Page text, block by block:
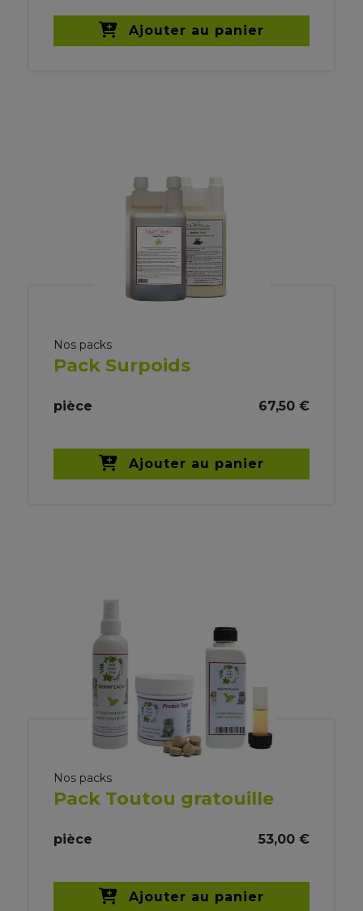
Ajouter au panier
Nos packs
Pack Surpoids
pièce 67,50 €
Ajouter au panier
Nos packs
Pack Toutou gratouille
pièce 53,00 €
Ajouter au panier